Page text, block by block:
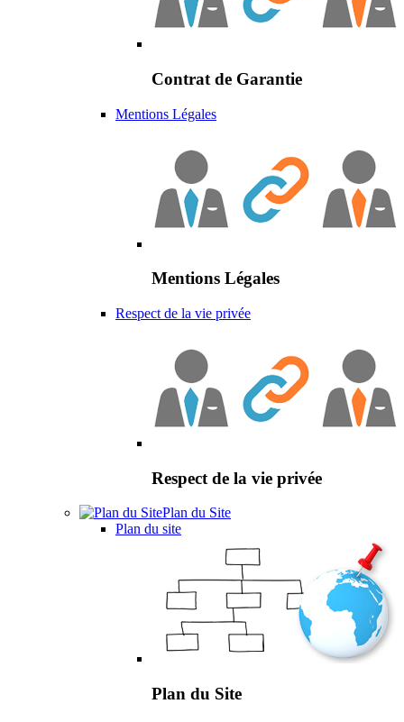
Contrat de Garantie
Mentions Légales
Mentions Légales
Respect de la vie privée
Respect de la vie privée
Plan du Site
Plan du site
Plan du Site